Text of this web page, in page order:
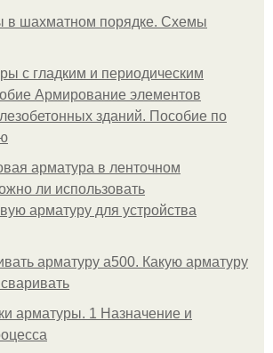
в шахматном порядке. Схемы
с гладким и периодическим
Армирование элементов
зданий. Пособие по
арматура в ленточном
ли использовать
арматуру для устройства
арматуру а500. Какую арматуру
арматуры. 1 Назначение и